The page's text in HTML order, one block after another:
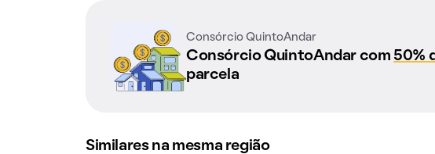
Consórcio QuintoAndar
Consórcio QuintoAndar com 50%
parcela
Similares na mesma região